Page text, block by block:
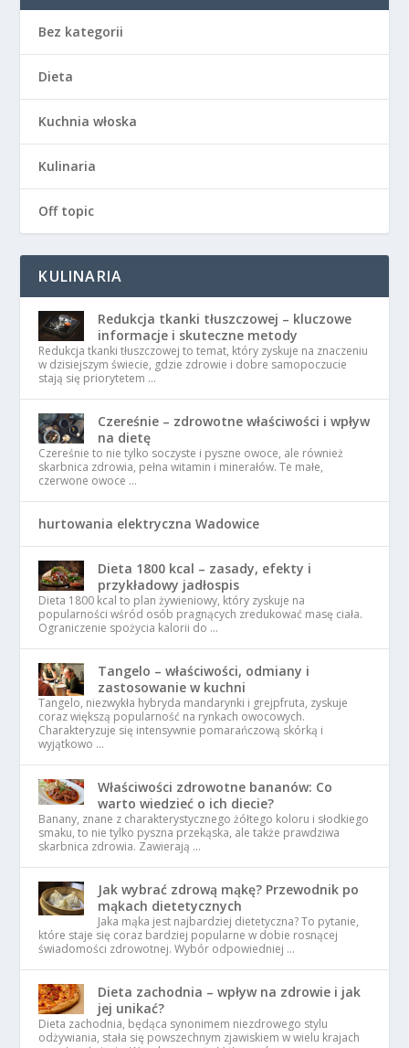
Bez kategorii
Dieta
Kuchnia włoska
Kulinaria
Off topic
KULINARIA
Redukcja tkanki tłuszczowej – kluczowe
informacje i skuteczne metody
Redukcja tkanki tłuszczowej to temat, który zyskuje na znaczeniu
w dzisiejszym świecie, gdzie zdrowie i dobre samopoczucie
stają się priorytetem …
Czereśnie – zdrowotne właściwości i wpływ
na dietę
Czereśnie to nie tylko soczyste i pyszne owoce, ale również
skarbnica zdrowia, pełna witamin i minerałów. Te małe,
czerwone owoce …
hurtowania elektryczna Wadowice
Dieta 1800 kcal – zasady, efekty i
przykładowy jadłospis
Dieta 1800 kcal to plan żywieniowy, który zyskuje na
popularności wśród osób pragnących zredukować masę ciała.
Ograniczenie spożycia kalorii do …
Tangelo – właściwości, odmiany i
zastosowanie w kuchni
Tangelo, niezwykła hybryda mandarynki i grejpfruta, zyskuje
coraz większą popularność na rynkach owocowych.
Charakteryzuje się intensywnie pomarańczową skórką i
wyjątkowo …
Właściwości zdrowotne bananów: Co
warto wiedzieć o ich diecie?
Banany, znane z charakterystycznego żółtego koloru i słodkiego
smaku, to nie tylko pyszna przekąska, ale także prawdziwa
skarbnica zdrowia. Zawierają …
Jak wybrać zdrową mąkę? Przewodnik po
mąkach dietetycznych
Jaka mąka jest najbardziej dietetyczna? To pytanie,
które staje się coraz bardziej popularne w dobie rosnącej
świadomości zdrowotnej. Wybór odpowiedniej …
Dieta zachodnia – wpływ na zdrowie i jak
jej unikać?
Dieta zachodnia, będąca synonimem niezdrowego stylu
odżywiania, stała się powszechnym zjawiskiem w wielu krajach